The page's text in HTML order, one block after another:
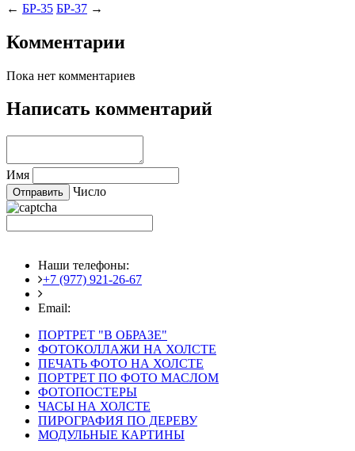
← БР-35 БР-37 →
Комментарии
Пока нет комментариев
Написать комментарий
Имя
Число
Наши телефоны:
+7 (977) 921-26-67
Email:
ПОРТРЕТ "В ОБРАЗЕ"
ФОТОКОЛЛАЖИ НА ХОЛСТЕ
ПЕЧАТЬ ФОТО НА ХОЛСТЕ
ПОРТРЕТ ПО ФОТО МАСЛОМ
ФОТОПОСТЕРЫ
ЧАСЫ НА ХОЛСТЕ
ПИРОГРАФИЯ ПО ДЕРЕВУ
МОДУЛЬНЫЕ КАРТИНЫ